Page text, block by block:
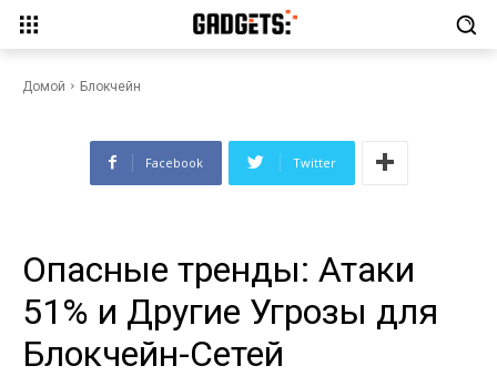
Домой Блокчейн
Другие Угрозы для Блокчейн-
Facebook Twitter
Опасные тренды: Атаки
51% и Другие Угрозы для
Блокчейн-Сетей